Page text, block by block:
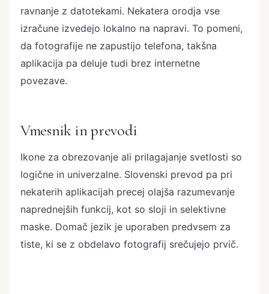
ravnanje z datotekami. Nekatera orodja vse
izračune izvedejo lokalno na napravi. To pomeni,
da fotografije ne zapustijo telefona, takšna
aplikacija pa deluje tudi brez internetne
povezave.
Vmesnik in prevodi
Ikone za obrezovanje ali prilagajanje svetlosti so
logične in univerzalne. Slovenski prevod pa pri
nekaterih aplikacijah precej olajša razumevanje
naprednejših funkcij, kot so sloji in selektivne
maske. Domač jezik je uporaben predvsem za
tiste, ki se z obdelavo fotografij srečujejo prvič.